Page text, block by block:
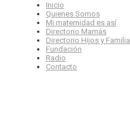
Inicio
Quienes Somos
Mi maternidad es así
Directorio Mamás
Directorio Hijos y Familia
Fundación
Radio
Contacto